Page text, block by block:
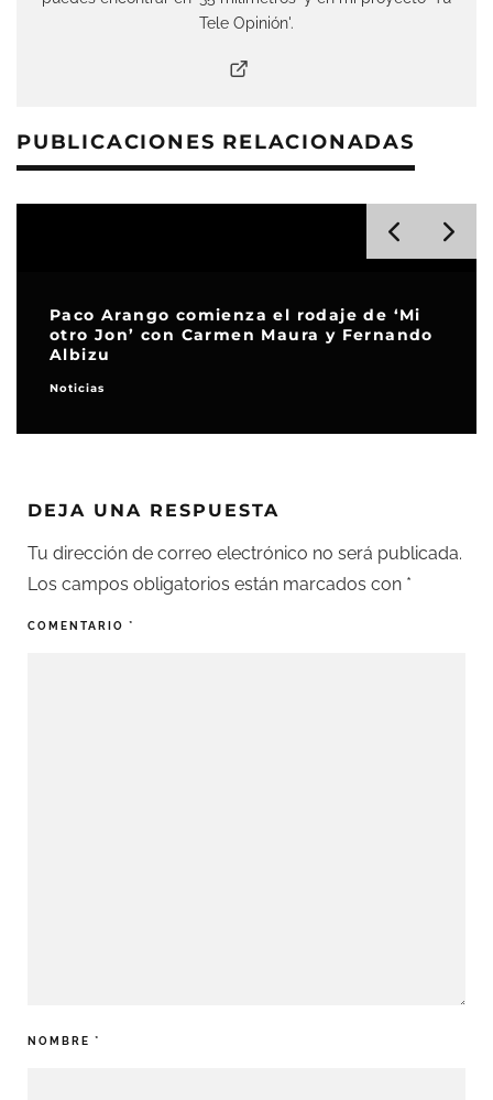
Tele Opinión'.
PUBLICACIONES RELACIONADAS
Paco Arango comienza el rodaje de ‘Mi
otro Jon’ con Carmen Maura y Fernando
Albizu
Noticias
DEJA UNA RESPUESTA
Tu dirección de correo electrónico no será publicada.
Los campos obligatorios están marcados con *
COMENTARIO *
NOMBRE *